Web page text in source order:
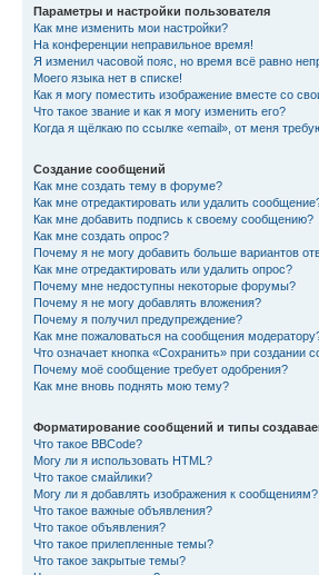
Параметры и настройки пользователя
Как мне изменить мои настройки?
На конференции неправильное время!
Я изменил часовой пояс, но время всё равно
Моего языка нет в списке!
Как я могу поместить изображение вместе со
Что такое звание и как я могу изменить его?
Когда я щёлкаю по ссылке «email», от меня
Создание сообщений
Как мне создать тему в форуме?
Как мне отредактировать или удалить
Как мне добавить подпись к своему сообщению?
Как мне создать опрос?
Почему я не могу добавить больше вариантов
Как мне отредактировать или удалить опрос?
Почему мне недоступны некоторые форумы?
Почему я не могу добавлять вложения?
Почему я получил предупреждение?
Как мне пожаловаться на сообщения
Что означает кнопка «Сохранить» при создании
Почему моё сообщение требует одобрения?
Как мне вновь поднять мою тему?
Форматирование сообщений и типы
Что такое BBCode?
Могу ли я использовать HTML?
Что такое смайлики?
Могу ли я добавлять изображения к сообщениям?
Что такое важные объявления?
Что такое объявления?
Что такое прилепленные темы?
Что такое закрытые темы?